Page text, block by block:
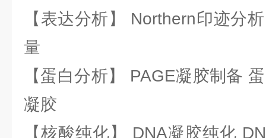
【表达分析】 Northern印迹分
量
【蛋白分析】 PAGE凝胶制备
凝胶
【核酸纯化】 DNA凝胶纯化